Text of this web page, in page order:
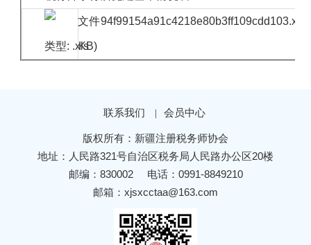
94f99154a91c4218e80b3ff109cdd103.xls
KB)
联系我们 | 会员中心
版权所有：新疆注册税务师协会
地址：人民路321号自治区税务局人民路办公区20楼
邮编：830002
电话：0991-8849210
邮箱：xjsxcctaa@163.com